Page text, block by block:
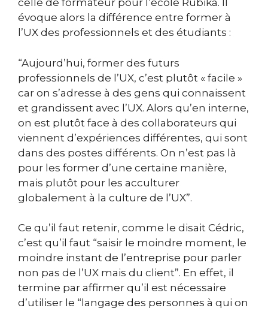
celle de formateur pour l’école Rubika. Il
évoque alors la différence entre former à
l’UX des professionnels et des étudiants :
“Aujourd’hui, former des futurs
professionnels de l’UX, c’est plutôt « facile »
car on s’adresse à des gens qui connaissent
et grandissent avec l’UX. Alors qu’en interne,
on est plutôt face à des collaborateurs qui
viennent d’expériences différentes, qui sont
dans des postes différents. On n’est pas là
pour les former d’une certaine manière,
mais plutôt pour les acculturer
globalement à la culture de l’UX”.
Ce qu’il faut retenir, comme le disait Cédric,
c’est qu’il faut “saisir le moindre moment, le
moindre instant de l’entreprise pour parler
non pas de l’UX mais du client”. En effet, il
termine par affirmer qu’il est nécessaire
d’utiliser le “langage des personnes à qui on